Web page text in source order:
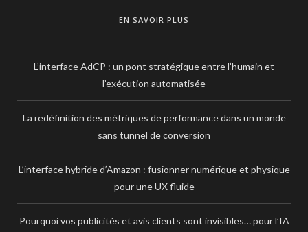
EN SAVOIR PLUS
L’interface AdCP : un pont stratégique entre l’humain et
l’exécution automatisée
La redéfinition des métriques de performance dans un monde
sans tunnel de conversion
L’interface hybride d’Amazon : fusionner numérique et physique
pour une UX fluide
Pourquoi vos publicités et avis clients sont invisibles… pour l’IA